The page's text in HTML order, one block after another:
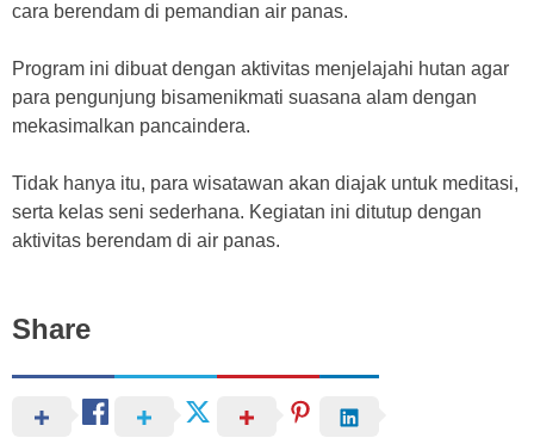
cara berendam di pemandian air panas.
Program ini dibuat dengan aktivitas menjelajahi hutan agar
para pengunjung bisamenikmati suasana alam dengan
mekasimalkan pancaindera.
Tidak hanya itu, para wisatawan akan diajak untuk meditasi,
serta kelas seni sederhana. Kegiatan ini ditutup dengan
aktivitas berendam di air panas.
Share